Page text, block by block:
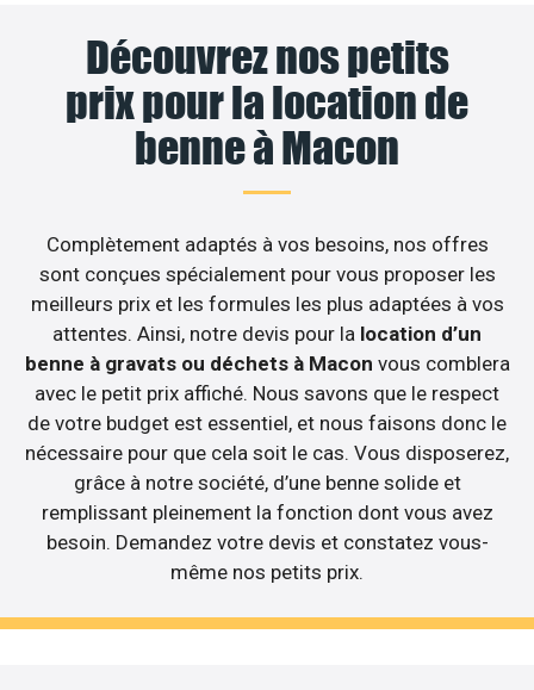
Découvrez nos petits
prix pour la location de
benne à Macon
Complètement adaptés à vos besoins, nos offres
sont conçues spécialement pour vous proposer les
meilleurs prix et les formules les plus adaptées à vos
attentes. Ainsi, notre devis pour la location d’un
benne à gravats ou déchets à Macon vous comblera
avec le petit prix affiché. Nous savons que le respect
de votre budget est essentiel, et nous faisons donc le
nécessaire pour que cela soit le cas. Vous disposerez,
grâce à notre société, d’une benne solide et
remplissant pleinement la fonction dont vous avez
besoin. Demandez votre devis et constatez vous-
même nos petits prix.